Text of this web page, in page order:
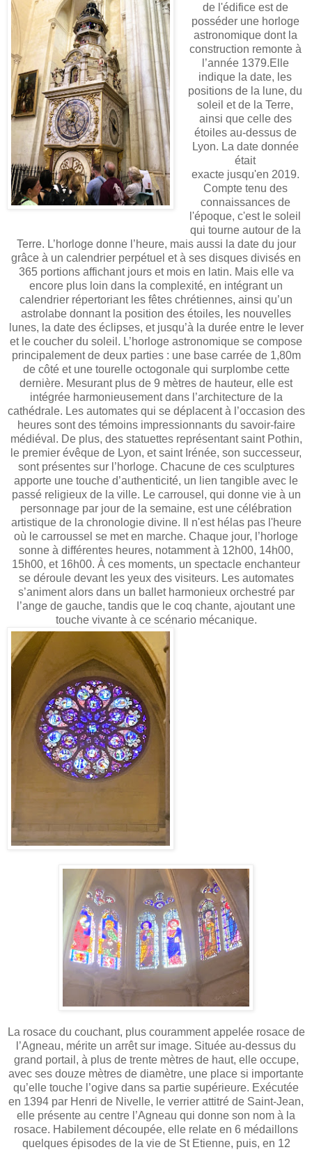
de l'édifice est de
posséder une horloge
astronomique dont la
construction remonte à
l’année 1379.Elle
indique la date, les
positions de la lune, du
soleil et de la Terre,
ainsi que celle des
étoiles au-dessus de
Lyon. La date donnée
était
exacte jusqu'en 2019.
Compte tenu des
connaissances de
l'époque, c'est le soleil
qui tourne autour de la
Terre. L’horloge donne l’heure, mais aussi la date du jour
grâce à un calendrier perpétuel et à ses disques divisés en
365 portions affichant jours et mois en latin. Mais elle va
encore plus loin dans la complexité, en intégrant un
calendrier répertoriant les fêtes chrétiennes, ainsi qu’un
astrolabe donnant la position des étoiles, les nouvelles
lunes, la date des éclipses, et jusqu’à la durée entre le lever
et le coucher du soleil. L’horloge astronomique se compose
principalement de deux parties : une base carrée de 1,80m
de côté et une tourelle octogonale qui surplombe cette
dernière. Mesurant plus de 9 mètres de hauteur, elle est
intégrée harmonieusement dans l’architecture de la
cathédrale. Les automates qui se déplacent à l’occasion des
heures sont des témoins impressionnants du savoir-faire
médiéval. De plus, des statuettes représentant saint Pothin,
le premier évêque de Lyon, et saint Irénée, son successeur,
sont présentes sur l’horloge. Chacune de ces sculptures
apporte une touche d’authenticité, un lien tangible avec le
passé religieux de la ville. Le carrousel, qui donne vie à un
personnage par jour de la semaine, est une célébration
artistique de la chronologie divine. Il n'est hélas pas l'heure
où le carroussel se met en marche. Chaque jour, l’horloge
sonne à différentes heures, notamment à 12h00, 14h00,
15h00, et 16h00. À ces moments, un spectacle enchanteur
se déroule devant les yeux des visiteurs. Les automates
s’animent alors dans un ballet harmonieux orchestré par
l’ange de gauche, tandis que le coq chante, ajoutant une
touche vivante à ce scénario mécanique.
La rosace du couchant, plus couramment appelée rosace de
l’Agneau, mérite un arrêt sur image. Située au-dessus du
grand portail, à plus de trente mètres de haut, elle occupe,
avec ses douze mètres de diamètre, une place si importante
qu’elle touche l’ogive dans sa partie supérieure. Exécutée
en 1394 par Henri de Nivelle, le verrier attitré de Saint-Jean,
elle présente au centre l’Agneau qui donne son nom à la
rosace. Habilement découpée, elle relate en 6 médaillons
quelques épisodes de la vie de St Etienne, puis, en 12